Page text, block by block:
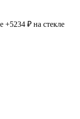
на стекле